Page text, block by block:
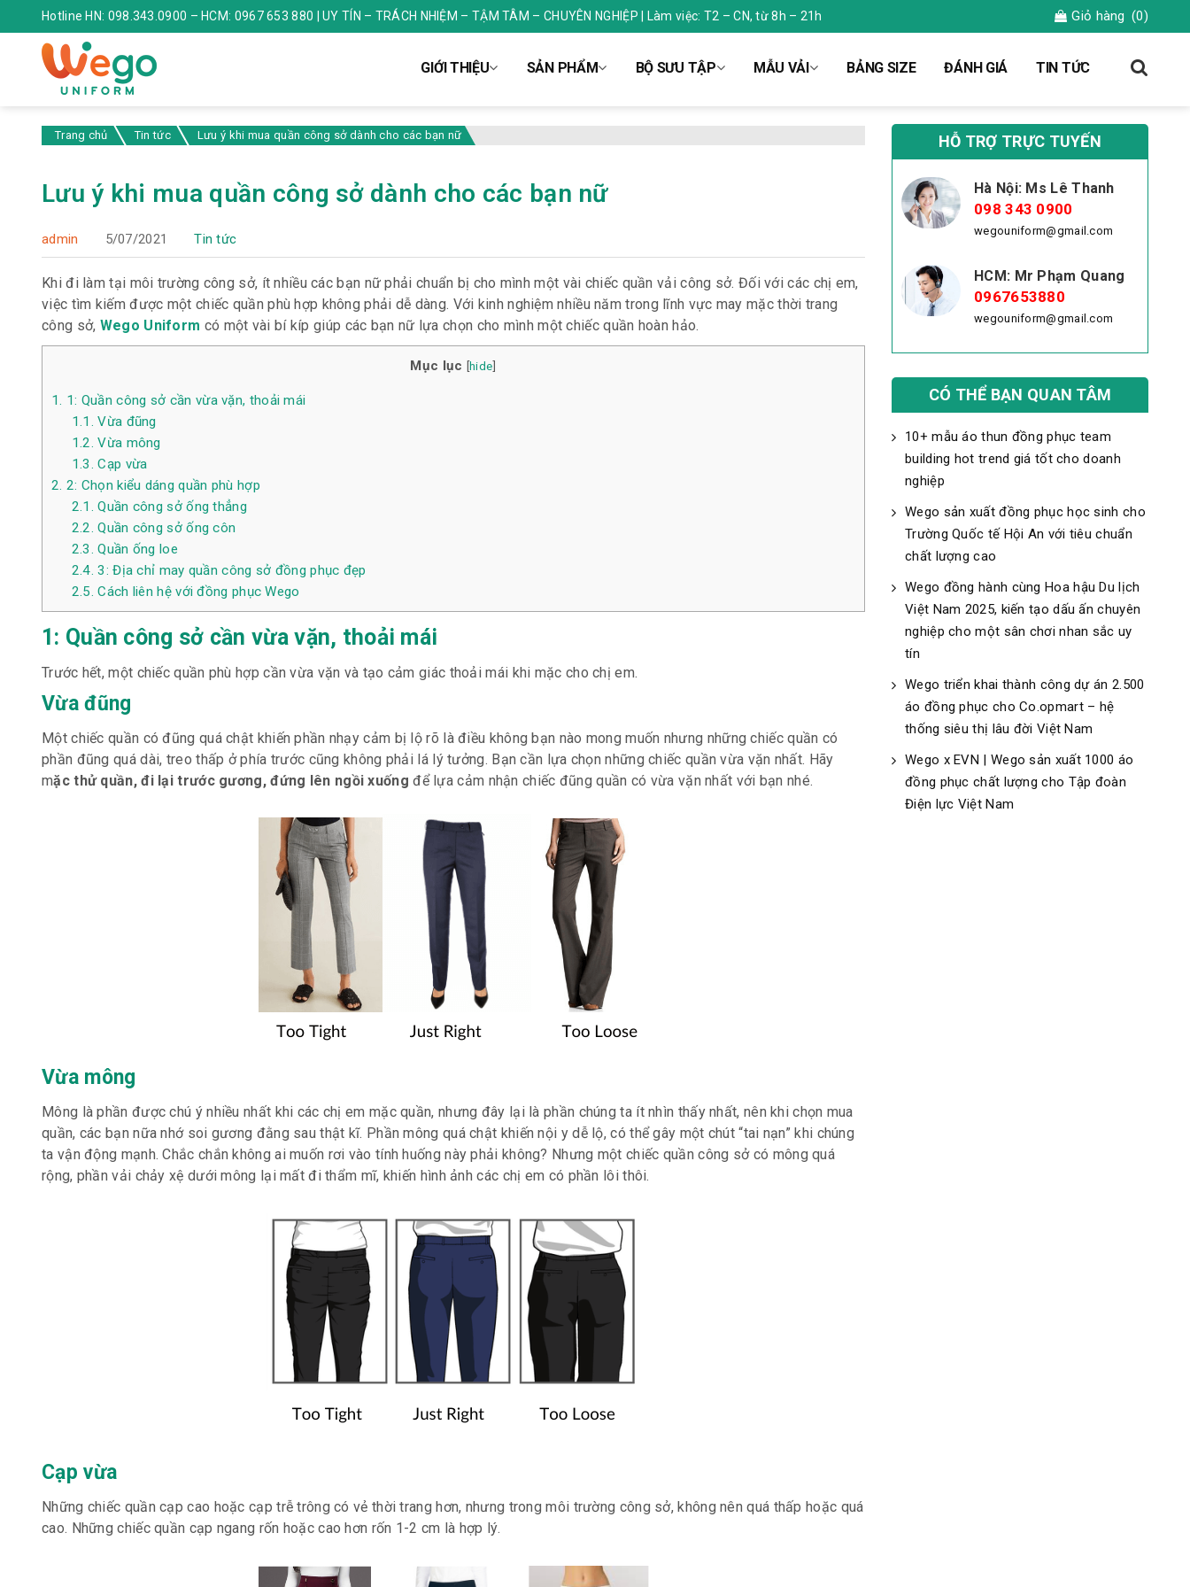
Hotline HN: 098.343.0900 – HCM: 0967 653 880 | UY TÍN – TRÁCH NHIỆM – TẬM TÂM – CHUYÊN NGHIỆP | Làm việc: T2 – CN, từ 8h – 21h Giỏ hàng (0)
GIỚI THIỆU SẢN PHẨM BỘ SƯU TẬP MẪU VẢI BẢNG SIZE ĐÁNH GIÁ TIN TỨC
Trang chủ Tin tức Lưu ý khi mua quần công sở dành cho các bạn nữ
Lưu ý khi mua quần công sở dành cho các bạn nữ
admin 5/07/2021 Tin tức
Khi đi làm tại môi trường công sở, ít nhiều các bạn nữ phải chuẩn bị cho mình một vài chiếc quần vải công sở. Đối với các chị em,
việc tìm kiếm được một chiếc quần phù hợp không phải dễ dàng. Với kinh nghiệm nhiều năm trong lĩnh vực may mặc thời trang
công sở, Wego Uniform có một vài bí kíp giúp các bạn nữ lựa chọn cho mình một chiếc quần hoàn hảo.
Mục lục [hide]
1. 1: Quần công sở cần vừa vặn, thoải mái
1.1. Vừa đũng
1.2. Vừa mông
1.3. Cạp vừa
2. 2: Chọn kiểu dáng quần phù hợp
2.1. Quần công sở ống thẳng
2.2. Quần công sở ống côn
2.3. Quần ống loe
2.4. 3: Địa chỉ may quần công sở đồng phục đẹp
2.5. Cách liên hệ với đồng phục Wego
1: Quần công sở cần vừa vặn, thoải mái
Trước hết, một chiếc quần phù hợp cần vừa vặn và tạo cảm giác thoải mái khi mặc cho chị em.
Vừa đũng
Một chiếc quần có đũng quá chật khiến phần nhạy cảm bị lộ rõ là điều không bạn nào mong muốn nhưng những chiếc quần có
phần đũng quá dài, treo thấp ở phía trước cũng không phải lá lý tưởng. Bạn cần lựa chọn những chiếc quần vừa vặn nhất. Hãy
mặc thử quần, đi lại trước gương, đứng lên ngồi xuống để lựa cảm nhận chiếc đũng quần có vừa vặn nhất với bạn nhé.
Vừa mông
Mông là phần được chú ý nhiều nhất khi các chị em mặc quần, nhưng đây lại là phần chúng ta ít nhìn thấy nhất, nên khi chọn mua
quần, các bạn nữa nhớ soi gương đằng sau thật kĩ. Phần mông quá chật khiến nội y dễ lộ, có thể gây một chút “tai nạn” khi chúng
ta vận động mạnh. Chắc chắn không ai muốn rơi vào tính huống này phải không? Nhưng một chiếc quần công sở có mông quá
rộng, phần vải chảy xệ dưới mông lại mất đi thẩm mĩ, khiến hình ảnh các chị em có phần lôi thôi.
Cạp vừa
Những chiếc quần cạp cao hoặc cạp trễ trông có vẻ thời trang hơn, nhưng trong môi trường công sở, không nên quá thấp hoặc quá
cao. Những chiếc quần cạp ngang rốn hoặc cao hơn rốn 1-2 cm là hợp lý.
HỖ TRỢ TRỰC TUYẾN
Hà Nội: Ms Lê Thanh
098 343 0900
wegouniform@gmail.com
HCM: Mr Phạm Quang
0967653880
wegouniform@gmail.com
CÓ THỂ BẠN QUAN TÂM
10+ mẫu áo thun đồng phục team
building hot trend giá tốt cho doanh
nghiệp
Wego sản xuất đồng phục học sinh cho
Trường Quốc tế Hội An với tiêu chuẩn
chất lượng cao
Wego đồng hành cùng Hoa hậu Du lịch
Việt Nam 2025, kiến tạo dấu ấn chuyên
nghiệp cho một sân chơi nhan sắc uy
tín
Wego triển khai thành công dự án 2.500
áo đồng phục cho Co.opmart – hệ
thống siêu thị lâu đời Việt Nam
Wego x EVN | Wego sản xuất 1000 áo
đồng phục chất lượng cho Tập đoàn
Điện lực Việt Nam